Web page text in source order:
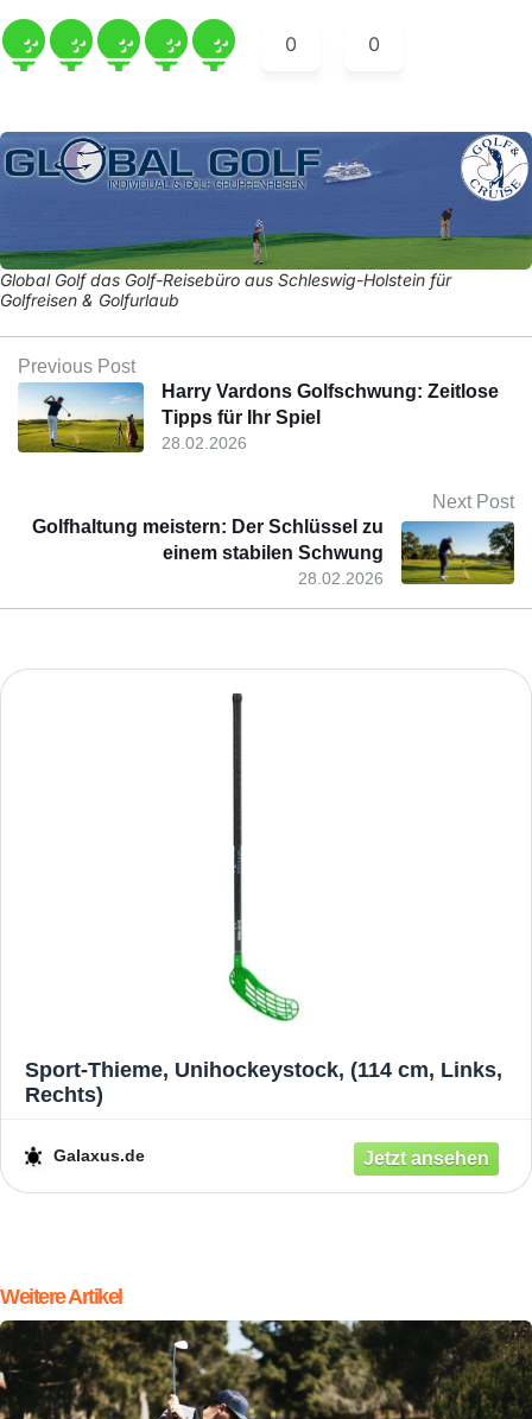
0 0
Global Golf das Golf-Reisebüro aus Schleswig-Holstein für
Golfreisen & Golfurlaub
Previous Post
28.02.2026
Harry Vardons Golfschwung: Zeitlose
Tipps für Ihr Spiel
Next Post
28.02.2026
Golfhaltung meistern: Der Schlüssel zu
einem stabilen Schwung
Sport-Thieme, Unihockeystock, (114 cm, Links,
Rechts)
Galaxus.de
Weitere Artikel